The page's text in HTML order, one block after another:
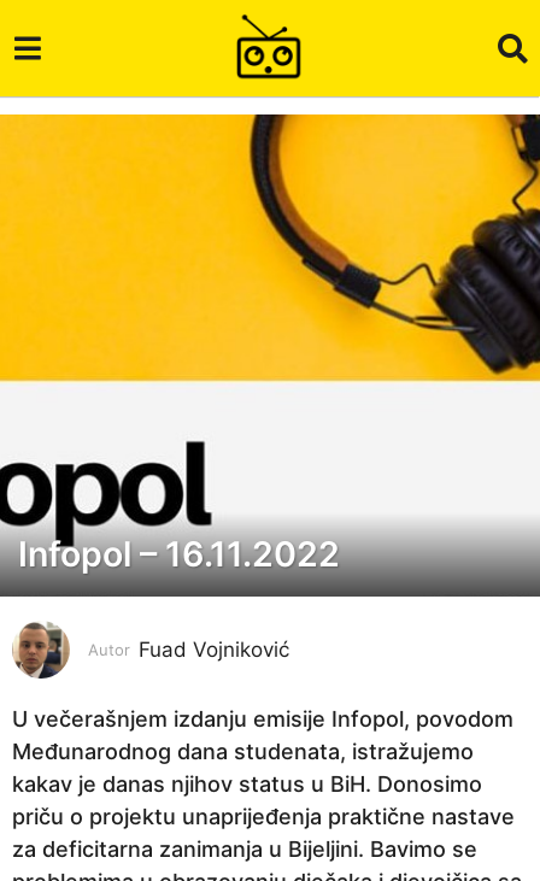
4
g
o
d
n
e
p
r
i
Infopol – 16.11.2022
Autor Fuad Vojniković
U večerašnjem izdanju emisije Infopol, povodom
Međunarodnog dana studenata, istražujemo
kakav je danas njihov status u BiH. Donosimo
priču o projektu unaprijeđenja praktične nastave
za deficitarna zanimanja u Bijeljini. Bavimo se